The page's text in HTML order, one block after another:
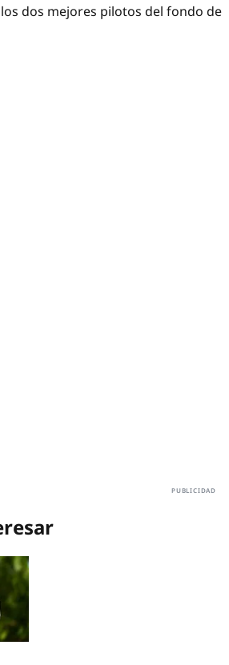
dos mejores pilotos del fondo de